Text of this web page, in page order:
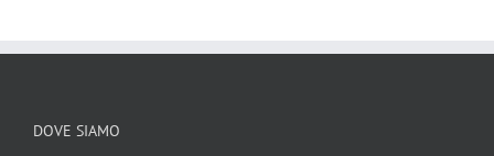
DOVE SIAMO